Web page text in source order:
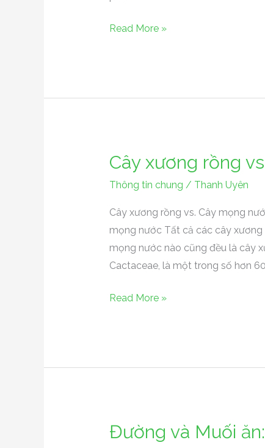
nào?
Read More »
Cây xương rồng
Thông tin chung / Thanh Uyên
Cây xương rồng vs. Cây mọng
mọng nước Tất cả các cây
mọng nước nào cũng đều là cây
Cactaceae, là một trong số hơn 60
Cây
vs.
Cây
mọng
nước
Read More »
Đường và Muối
Đường